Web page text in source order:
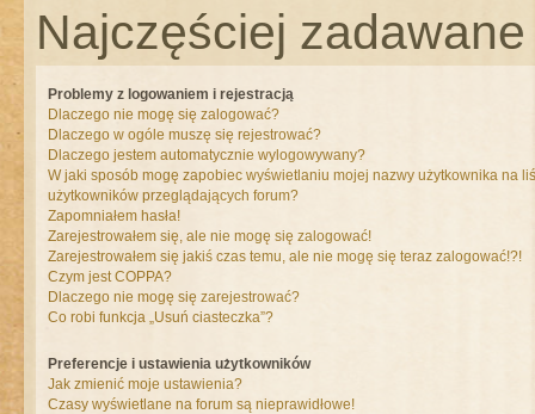
Najczęściej
Problemy z logowaniem i rejestracją
Dlaczego nie mogę się zalogować?
Dlaczego w ogóle muszę się rejestrować?
Dlaczego jestem automatycznie wylogowywany?
W jaki sposób mogę zapobiec wyświetlaniu mojej nazwy użytkownika na
użytkowników przeglądających forum?
Zapomniałem hasła!
Zarejestrowałem się, ale nie mogę się zalogować!
Zarejestrowałem się jakiś czas temu, ale nie mogę się teraz zalogować!?!
Czym jest COPPA?
Dlaczego nie mogę się zarejestrować?
Co robi funkcja „Usuń ciasteczka”?
Preferencje i ustawienia użytkowników
Jak zmienić moje ustawienia?
Czasy wyświetlane na forum są nieprawidłowe!